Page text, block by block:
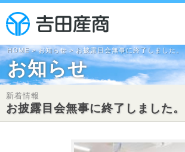
HOME>お知らせ > お披露目会無事に終了しました。
お知らせ
新着情報
お披露目会無事に終了しました。